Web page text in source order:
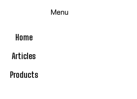
Home
Articles
Products
Menu